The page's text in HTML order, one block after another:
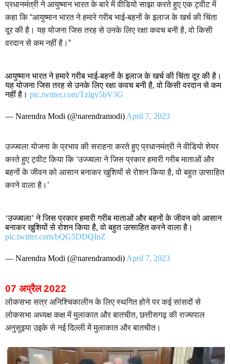
प्रधानमंत्री ने आयुष्मान भारत के बारे में वीडियो साझा करते हुए एक ट्वीट में
कहा कि “आयुष्मान भारत ने हमारे गरीब भाई-बहनों के इलाज के खर्च की चिंता
दूर की है। यह योजना जिस तरह से उनके लिए रक्षा कवच बनी है, वो किसी
वरदान से कम नहीं है।”
आयुष्मान भारत ने हमारे गरीब भाई-बहनों के इलाज के खर्च की चिंता दूर की है।
यह योजना जिस तरह से उनके लिए रक्षा कवच बनी है, वो किसी वरदान से कम
नहीं है। pic.twitter.com/Tzlgv5bV3G
— Narendra Modi (@narendramodi) April 7, 2023
उज्‍ज्‍वला योजना के प्रभाव की सराहना करते हुए प्रधानमंत्री ने वीडियो शेयर
करते हुए ट्वीट किया कि ‘उज्ज्वला ने जिस प्रकार हमारी गरीब माताओं और
बहनों के जीवन को आसान बनाकर खुशियों से रोशन किया है, वो बहुत उत्साहित
करने वाला है।’
‘उज्ज्वला’ ने जिस प्रकार हमारी गरीब माताओं और बहनों के जीवन को आसान
बनाकर खुशियों से रोशन किया है, वो बहुत उत्साहित करने वाला है।
pic.twitter.com/bQG5DDQInZ
— Narendra Modi (@narendramodi) April 7, 2023
07 अप्रैल 2022
लोकसभा सत्र अनिश्चिकालीन के लिए स्थगित होने पर कई सांसदों से
लोकसभा अध्यक्ष कक्ष में मुलाकात और बातचीत, छत्तीसगढ़ की राज्यपाल
अनुसुइया उइके से नई दिल्ली में मुलाकात और बातचीत।